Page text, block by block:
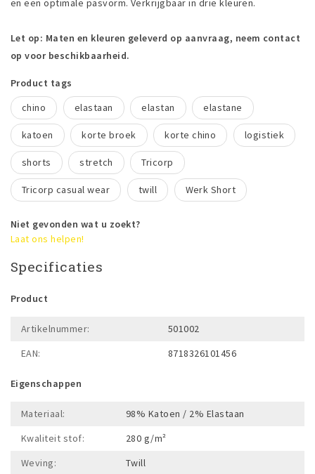
Let op: Maten en kleuren geleverd op aanvraag, neem contact
op voor beschikbaarheid.
Product tags
chino
elastaan elastan elastane
katoen korte broek korte chino logistiek
shorts stretch Tricorp
Tricorp casual wear twill Werk Short
Niet gevonden wat u zoekt?
Laat ons helpen!
Specificaties
Product
Artikelnummer:
501002
EAN:
8718326101456
Eigenschappen
Materiaal:
98% Katoen / 2% Elastaan
Kwaliteit stof:
280 g/m²
Weving:
Twill